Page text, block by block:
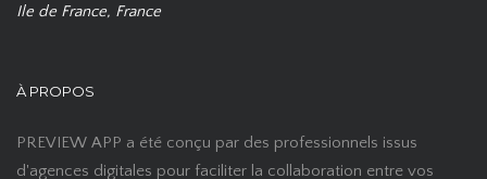
Ile de France, France
À PROPOS
PREVIEW APP a été conçu par des professionnels issus
d'agences digitales pour faciliter la collaboration entre vos